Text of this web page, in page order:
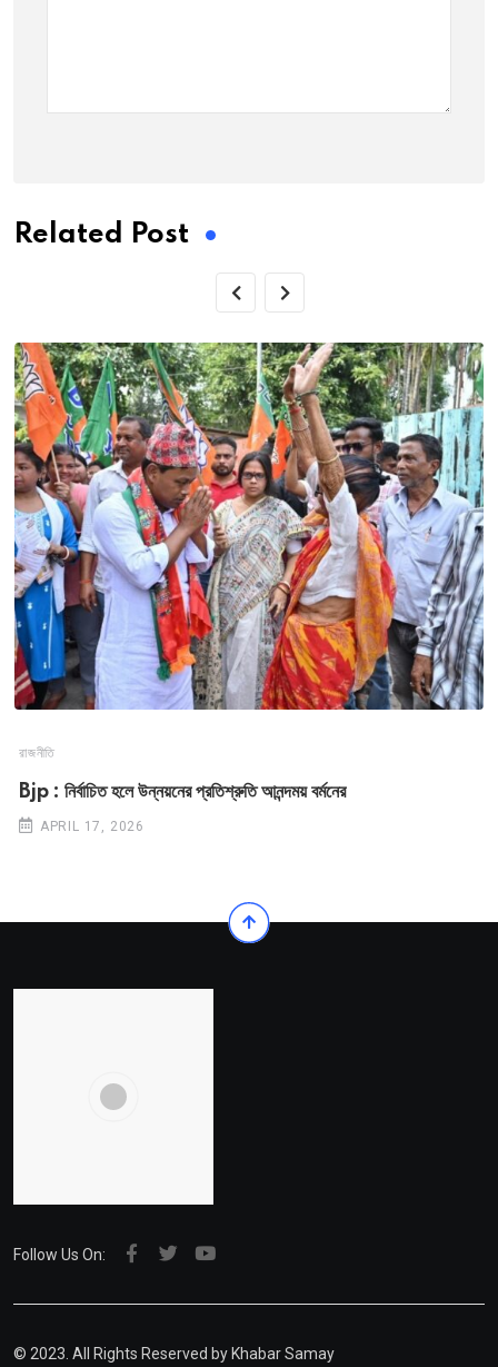
Related Post
রাজনীতি
Bjp : নির্বাচিত হলে উন্নয়নের প্রতিশ্রুতি আনন্দময় বর্মনের
APRIL 17, 2026
Follow Us On:
© 2023. All Rights Reserved by Khabar Samay